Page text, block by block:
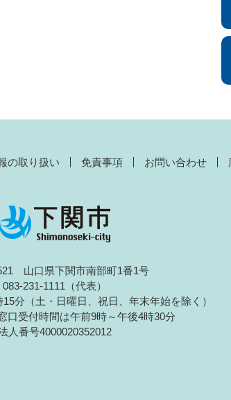
の取り扱い 免責事項 お問い合わせ
山口県下関市南部町1番1号
083-231-1111（代表）
分（土・日曜日、祝日、年末年始を除く）
口受付時間は午前9時～午後4時30分
人番号4000020352012